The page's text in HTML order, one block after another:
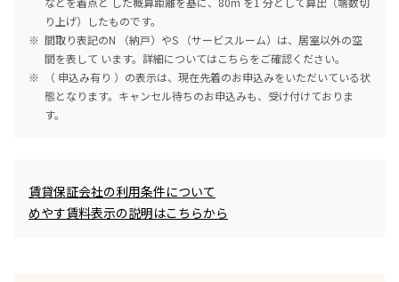
り上げ）したものです。
間取り表記のN （納戸）やS （サービスルーム）は、居室以外の空
間を表して います。詳細についてはこちらをご確認ください。
（ 申込み有り ）の表示は、現在先着のお申込みをいただいている状
態となります。キャンセル待ちのお申込みも、受け付けておりま
す。
賃貸保証会社の利用条件について
めやす賃料表示の説明はこちらから